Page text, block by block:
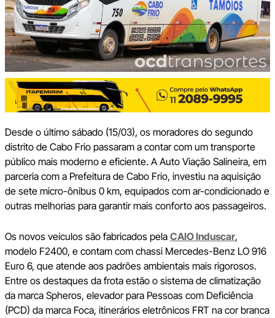
Desde o último sábado (15/03), os moradores do segundo
distrito de Cabo Frio passaram a contar com um transporte
público mais moderno e eficiente. A Auto Viação Salineira, em
parceria com a Prefeitura de Cabo Frio, investiu na aquisição
de sete micro-ônibus 0 km, equipados com ar-condicionado e
outras melhorias para garantir mais conforto aos passageiros.
Os novos veículos são fabricados pela CAIO Induscar,
modelo F2400, e contam com chassi Mercedes-Benz LO 916
Euro 6, que atende aos padrões ambientais mais rigorosos.
Entre os destaques da frota estão o sistema de climatização
da marca Spheros, elevador para Pessoas com Deficiência
(PCD) da marca Foca, itinerários eletrônicos FRT na cor branca